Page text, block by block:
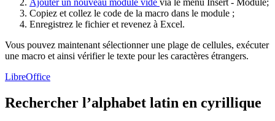
Copiez et collez le code de la macro dans le module ;
Enregistrez le fichier et revenez à Excel.
Vous pouvez maintenant sélectionner une plage de cellules, exécuter
une macro et ainsi vérifier le texte pour les caractères étrangers.
LibreOffice
Rechercher l’alphabet latin en cyrillique